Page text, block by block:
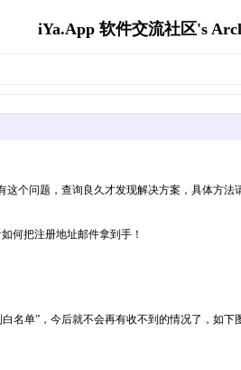
iYa.App 软件交流社区's
个问题，查询良久才发现解决方案，具体方法
何把注册地址邮件拿到手！
名单”，今后就不会再有收不到的情况了，如下